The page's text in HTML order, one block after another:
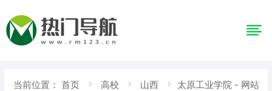
当前位置： 首页 高校 山西 太原工业学院 - 网站